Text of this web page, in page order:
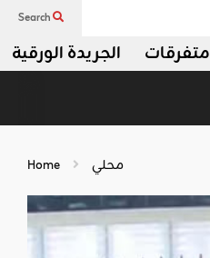
Search
الجريدة الورقية متفرقات
Home محلي